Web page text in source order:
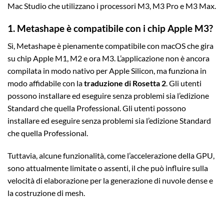
Mac Studio che utilizzano i processori M3, M3 Pro e M3 Max.
1. Metashape è compatibile con i chip Apple M3?
Sì, Metashape è pienamente compatibile con macOS che gira
su chip Apple M1, M2 e ora M3. L’applicazione non è ancora
compilata in modo nativo per Apple Silicon, ma funziona in
modo affidabile con latraduzione di Rosetta 2 . Gli utenti
possono installare ed eseguire senza problemi sia l’edizione
Standard che quella Professional. Gli utenti possono
installare ed eseguire senza problemi sia l’edizione Standard
che quella Professional.
Tuttavia, alcune funzionalità, come l’accelerazione della GPU,
sono attualmente limitate o assenti, il che può influire sulla
velocità di elaborazione per la generazione di nuvole dense e
la costruzione di mesh.